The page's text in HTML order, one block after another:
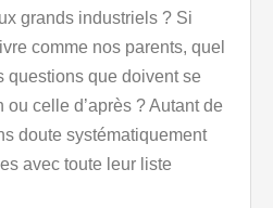
grands industriels ? Si
comme nos parents, quel
questions que doivent se
celle d’après ? Autant de
doute systématiquement
avec toute leur liste